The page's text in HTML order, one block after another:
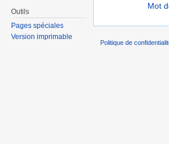
Mot
Outils
Pages spéciales
Version imprimable
Politique de